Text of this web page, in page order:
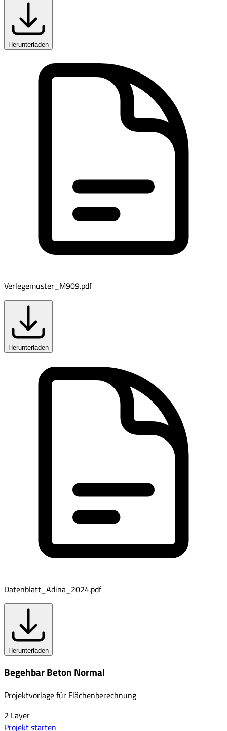
Herunterladen
Verlegemuster_M909.pdf
Herunterladen
Datenblatt_Adina_2024.pdf
Herunterladen
Begehbar Beton Normal
Projektvorlage für Flächenberechnung
2 Layer
Projekt starten